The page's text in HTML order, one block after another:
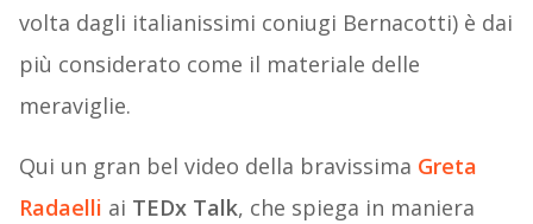
volta dagli italianissimi coniugi Bernacotti) è dai
più considerato come il materiale delle
meraviglie.
Qui un gran bel video della bravissima Greta
Radaelli ai TEDx Talk, che spiega in maniera